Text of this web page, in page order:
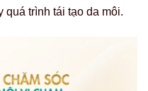
quá trình tái tạo da môi.